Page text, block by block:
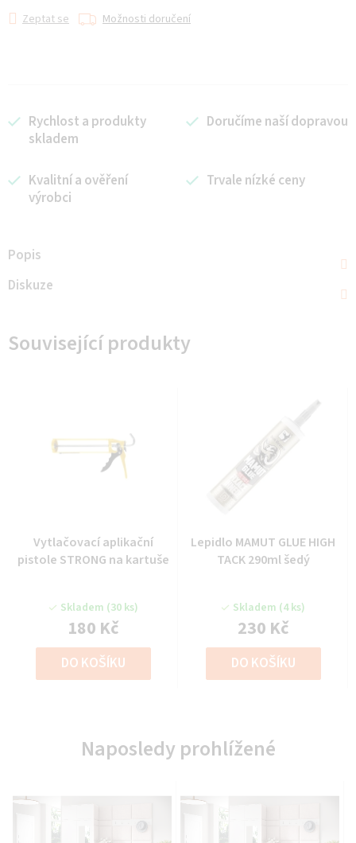
Zeptat se Možnosti doručení
Rychlost a produkty
skladem
Doručíme naší dopravou
Kvalitní a ověření
výrobci
Trvale nízké ceny
Popis
Diskuze
Související produkty
Vytlačovací aplikační
pistole STRONG na kartuše
Skladem (30 ks)
180 Kč
DO KOŠÍKU
Lepidlo MAMUT GLUE HIGH
TACK 290ml šedý
Skladem (4 ks)
230 Kč
DO KOŠÍKU
Naposledy prohlížené